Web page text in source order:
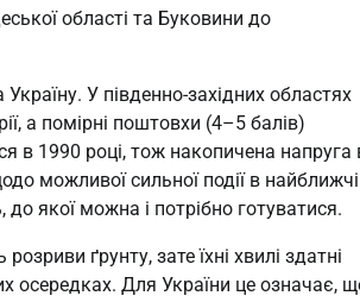
області та Буковини до
У південно-західних областях
а помірні поштовхи (4–5 балів)
в 1990 році, тож накопичена напруга
можливої сильної події в найближчі
якої можна і потрібно готуватися.
ґрунту, зате їхні хвилі здатні
осередках. Для України це означає,